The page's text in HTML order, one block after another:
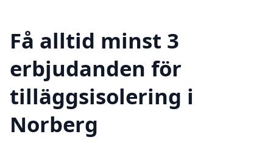
Få alltid minst 3
erbjudanden för
tilläggsisolering i
Norberg